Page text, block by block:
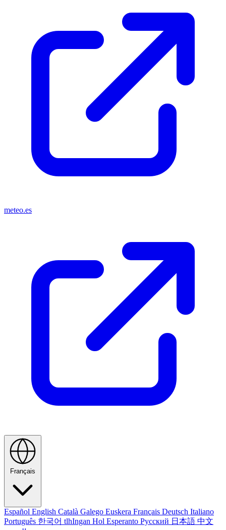
meteo.es
Français
Español English Català Galego Euskera Français Deutsch Italiano
Português 한국어 tlhIngan Hol Esperanto Русский 日本語 中文